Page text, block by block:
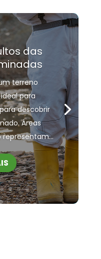
das
terreno
para
descobrir
Áreas